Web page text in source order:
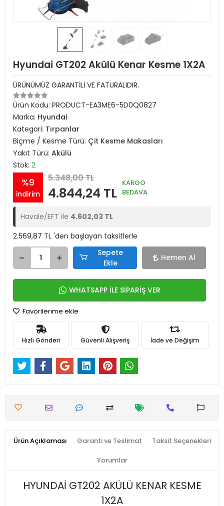
Hyundai GT202 Akülü Kenar Kesme 1X2A
ÜRÜNÜMÜZ GARANTİLİ VE FATURALIDIR.
Ürün Kodu: PRODUCT-EA3ME6-5D0Q0827
Marka: Hyundai
Kategori: Tırpanlar
Biçme / Kesme Türü: Çit Kesme Makasları
Yakıt Türü: Akülü
Stok: 2
%9
indirim
5.348,00 TL
4.844,24 TL
KARGO
BEDAVA
Havale/EFT ile 4.602,03 TL
2.569,87 TL 'den başlayan taksitlerle
Sepete
Ekle
Hemen Al
WHATSAPP İLE SİPARİŞ VER
Favorilerime ekle
Hızlı Gönderi Güvenli Alışveriş İade ve Değişim
Ürün Açıklaması Garanti ve Teslimat Taksit Seçenekleri
Yorumlar
HYUNDAİ GT202 AKÜLÜ KENAR KESME
1X2A